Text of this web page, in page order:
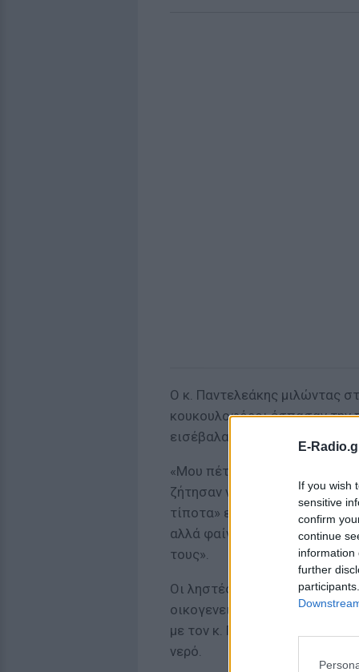
E-
If you wish
sensitive
confirm
continue
information
further
Ο κ. Παντελεάκης μιλώντας
κουκουλοφόροι έσπασαν
εισέβαλαν, του επιτέθηκαν
«Μου πέταξαν από τα χέρια
ζήτησαν να κάνω ό,τι μου
τίποτα» είπε. Για τους
αλλά φαίνονταν ότι ήταν
τους».
Οι ληστές οδήγησαν τον
οικογενειακή βοηθό σε ένα
με τον κ. Παντελεάκη, ήταν
νερό.